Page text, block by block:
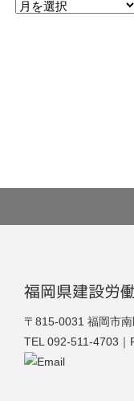
福建労
福岡県建設労
〒815-0031 福岡市
TEL 092-511-4703｜